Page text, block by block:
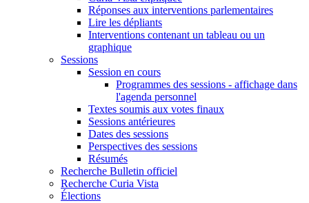
Réponses aux interventions parlementaires
Lire les dépliants
Interventions contenant un tableau ou un
graphique
Sessions
Session en cours
Programmes des sessions - affichage dans
l'agenda personnel
Textes soumis aux votes finaux
Sessions antérieures
Dates des sessions
Perspectives des sessions
Résumés
Recherche Bulletin officiel
Recherche Curia Vista
Élections